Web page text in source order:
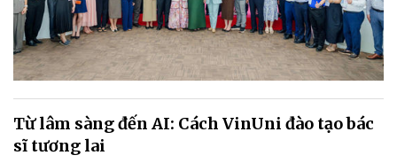
Từ lâm sàng đến AI: Cách VinUni đào tạo bác
sĩ tương lai